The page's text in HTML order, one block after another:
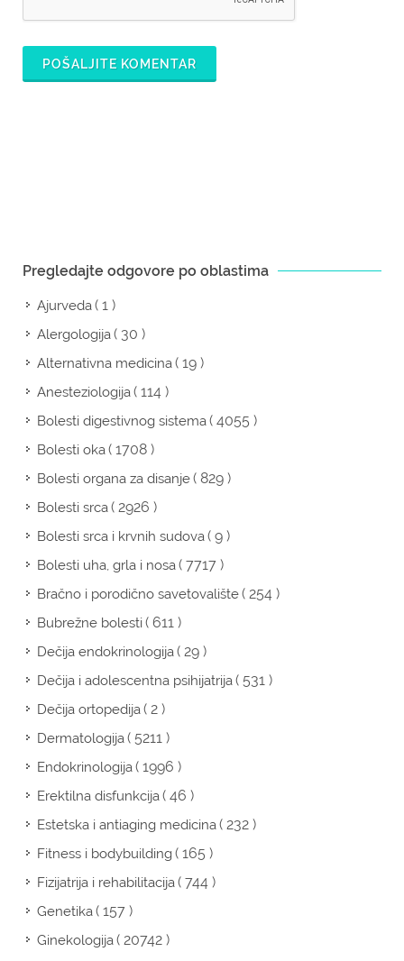
POŠALJITE KOMENTAR
Pregledajte odgovore po oblastima
Ajurveda( 1 )
Alergologija( 30 )
Alternativna medicina( 19 )
Anesteziologija( 114 )
Bolesti digestivnog sistema( 4055 )
Bolesti oka( 1708 )
Bolesti organa za disanje( 829 )
Bolesti srca( 2926 )
Bolesti srca i krvnih sudova( 9 )
Bolesti uha, grla i nosa( 7717 )
Bračno i porodično savetovalište( 254 )
Bubrežne bolesti( 611 )
Dečija endokrinologija( 29 )
Dečija i adolescentna psihijatrija( 531 )
Dečija ortopedija( 2 )
Dermatologija( 5211 )
Endokrinologija( 1996 )
Erektilna disfunkcija( 46 )
Estetska i antiaging medicina( 232 )
Fitness i bodybuilding( 165 )
Fizijatrija i rehabilitacija( 744 )
Genetika( 157 )
Ginekologija( 20742 )